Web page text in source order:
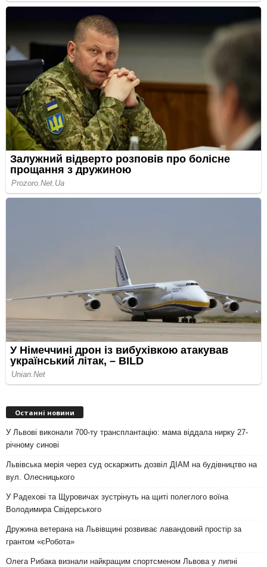
Останні новини
У Львові виконали 700-ту трансплантацію: мама віддала нирку 27-
річному синові
Львівська мерія через суд оскаржить дозвіл ДІАМ на будівництво на
вул. Олесницького
У Радехові та Щуровичах зустрінуть на щиті полеглого воїна
Володимира Свідерського
Дружина ветерана на Львівщині розвиває лавандовий простір за
грантом «єРобота»
Олега Рибака визнали найкращим спортсменом Львова у липні